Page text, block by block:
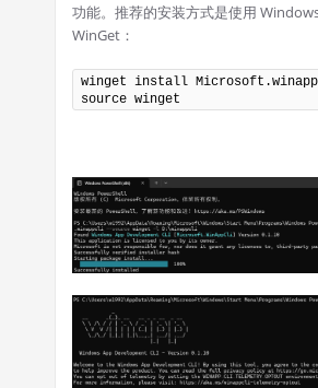
功能。推荐的安装方式是使用
WinGet：
winget install
source winget